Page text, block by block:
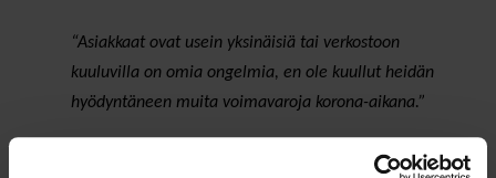
“Asiakkaat ovat usein yksinäisiä tai verkostoon
kuuluvilla on omia ongelmia, en ole kuullut heidän
hyödyntäneen muita voimavaroja korona-aikana.”
“Asiakkaat viestittäneet, että vähäisetkin kontaktit ovat